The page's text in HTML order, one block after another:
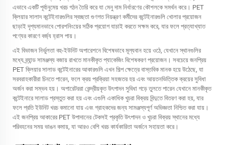
এভাবে একটি পূর্বানুমেয় খরচ গঠন তৈরি করে যা মেনু দাম নির্ধারণের কৌশলকে সমর্থন করে। PET
ক্লিয়ার সালাদ কন্টেইনারগুলির স্বচ্ছতা গুণগত নিয়ন্ত্রণ কর্মীদের কন্টেইনারগুলি খোলার প্রয়োজন
ছাড়াই দৃশ্যমানভাবে পোরশনিংয়ের সঠিক প্রয়োগ যাচাই করতে সক্ষম করে, যার ফলে প্রত্যাখ্যাত
পণ্যের কারণে বর্জ্য হ্রাস পায়।
এই বিভাজন নির্ভুলতা বহু-ইউনিট অপারেশনে বিশেষভাবে মূল্যবান হয়ে ওঠে, যেখানে স্থানগুলির
মধ্যে ব্র্যান্ড সামঞ্জস্য বজায় রাখতে মানকীকৃত প্যাকেজিং বিশেষকরণ প্রয়োজন। সবচেয়ে জনপ্রিয়
PET ক্লিয়ার সালাড কন্টেইনারের আকারগুলি এখন শিল্প ক্ষেত্রে বাস্তবিক মানক হয়ে উঠেছে, যা
সরবরাহকারীরা চিনতে পারেন, ফলে ক্রয় প্রক্রিয়া সহজতর হয় এবং আয়তনভিত্তিক ক্রয়ের সুবিধা
অর্জন করা সম্ভব হয়। অপারেটররা কেন্দ্রীয়কৃত উৎপাদন সুবিধা গড়ে তুলতে পারেন যেখানে মানকীকৃত
কন্টেইনারে সালাড প্রস্তুত করা হয় এবং এগুলি একাধিক খুচরা বিক্রয় বিন্দুতে বিতরণ করা হয়, যার
ফলে প্রতি ইউনিট খরচ কমানো যায় এবং গ্রাহকদের জন্য সামঞ্জস্যপূর্ণ অভিজ্ঞতা নিশ্চিত করা যায়।
এই জনপ্রিয় আকারের PET উপাদানের টেকসই প্রকৃতি উৎপাদন ও খুচরা বিক্রয় স্থানের মধ্যে
পরিবহনের সময় ভাঙন কমায়, যা আরও বেশি খরচ কার্যকারিতা অর্জনে সহায়তা করে।